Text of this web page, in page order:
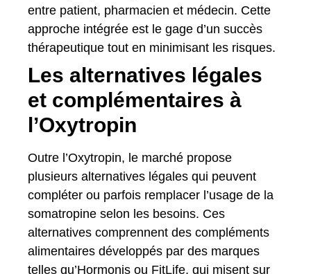
entre patient, pharmacien et médecin. Cette
approche intégrée est le gage d’un succès
thérapeutique tout en minimisant les risques.
Les alternatives légales
et complémentaires à
l’Oxytropin
Outre l’Oxytropin, le marché propose
plusieurs alternatives légales qui peuvent
compléter ou parfois remplacer l’usage de la
somatropine selon les besoins. Ces
alternatives comprennent des compléments
alimentaires développés par des marques
telles qu’Hormonis ou FitLife, qui misent sur